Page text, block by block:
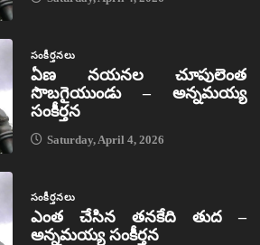
సంకీర్తనలు
ఏణ నయనల చూపులెంత
సొబగైయుండు – అన్నమయ్య
సంకీర్తన
Saturday, April 4, 2026
సంకీర్తనలు
ఎంత చేసిన తనకేది తుద –
అన్నమయ్య సంకీర్తన